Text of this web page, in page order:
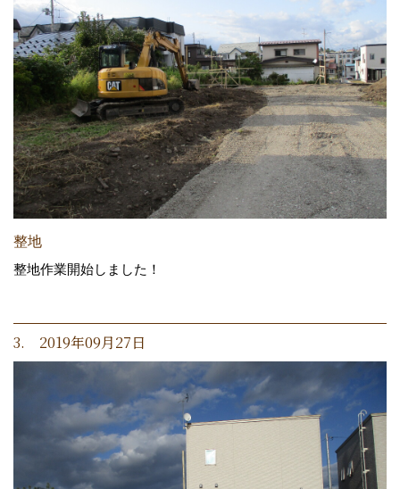
整地
整地作業開始しました！
3. 2019年09月27日